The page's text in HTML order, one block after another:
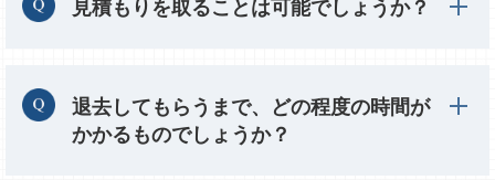
見積もりを取ることは可能でしょうか？
退去してもらうまで、どの程度の時間が
かかるものでしょうか？